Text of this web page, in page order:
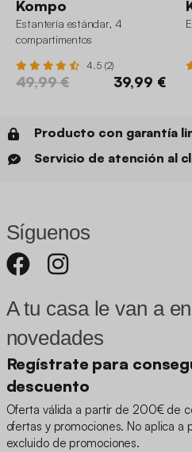
Kompo
Estantería estándar, 4
compartimentos
4.5 (2)
49,99 € 39,99 €
Producto con garantía
Servicio de atención al
Síguenos
A tu casa le van a
novedades
Regístrate para
descuento
Oferta válida a partir de 200€ de
ofertas y promociones. No aplica
excluido de promociones.